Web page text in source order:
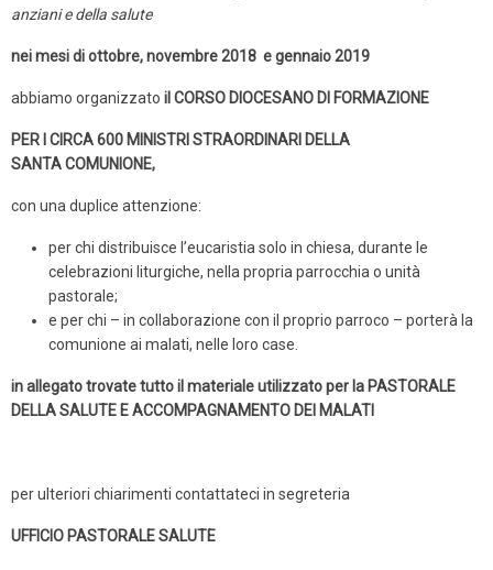
anziani e della salute
nei mesi di ottobre, novembre 2018 e gennaio 2019
abbiamo organizzato il CORSO DIOCESANO DI FORMAZIONE
PER I CIRCA 600 MINISTRI STRAORDINARI DELLA
SANTA COMUNIONE,
con una duplice attenzione:
per chi distribuisce l’eucaristia solo in chiesa, durante le
celebrazioni liturgiche, nella propria parrocchia o unità
pastorale;
e per chi – in collaborazione con il proprio parroco – porterà la
comunione ai malati, nelle loro case.
in allegato trovate tutto il materiale utilizzato per la PASTORALE
DELLA SALUTE E ACCOMPAGNAMENTO DEI MALATI
per ulteriori chiarimenti contattateci in segreteria
UFFICIO PASTORALE SALUTE